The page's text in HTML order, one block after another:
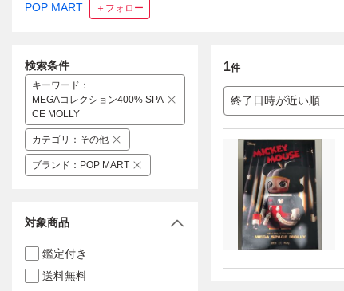
POP MART ＋フォロー
1件
終了日時が近い順
検索条件
キーワード ：
MEGAコレクション400% SPA
CE MOLLY
カテゴリ ： その他
ブランド ： POP MART
対象商品
鑑定付き
送料無料